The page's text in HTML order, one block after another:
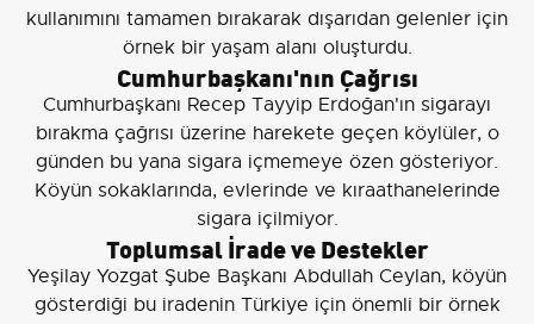
kullanımını tamamen bırakarak dışarıdan gelenler için
örnek bir yaşam alanı oluşturdu.
Cumhurbaşkanı'nın Çağrısı
Cumhurbaşkanı Recep Tayyip Erdoğan'ın sigarayı
bırakma çağrısı üzerine harekete geçen köylüler, o
günden bu yana sigara içmemeye özen gösteriyor.
Köyün sokaklarında, evlerinde ve kıraathanelerinde
sigara içilmiyor.
Toplumsal İrade ve Destekler
Yeşilay Yozgat Şube Başkanı Abdullah Ceylan, köyün
gösterdiği bu iradenin Türkiye için önemli bir örnek